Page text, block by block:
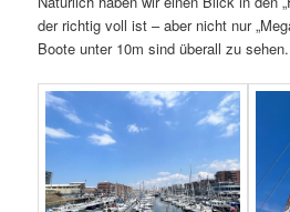
der richtig voll ist – aber nicht nur
Boote unter 10m sind überall zu sehen.